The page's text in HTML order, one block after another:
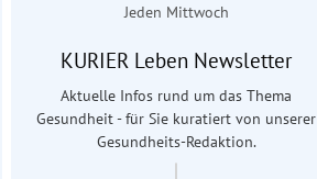
Jeden Mittwoch
KURIER Leben Newsletter
Aktuelle Infos rund um das Thema
Gesundheit - für Sie kuratiert von unserer
Gesundheits-Redaktion.